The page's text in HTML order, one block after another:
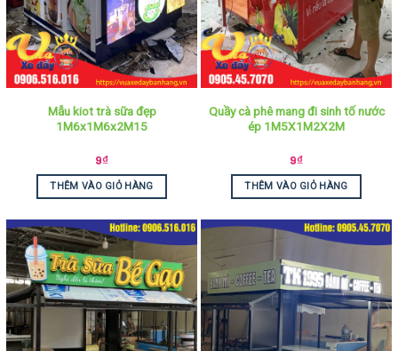
Mẫu kiot trà sữa đẹp
1M6x1M6x2M15
9₫
THÊM VÀO GIỎ HÀNG
Quầy cà phê mang đi sinh tố nước
ép 1M5X1M2X2M
9₫
THÊM VÀO GIỎ HÀNG